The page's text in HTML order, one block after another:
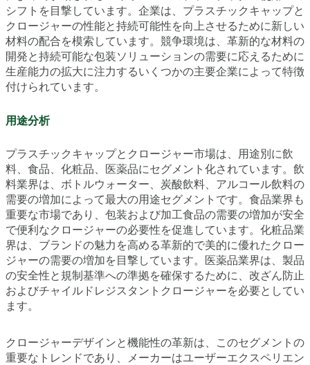
シフトを目撃しています。企業は、プラスチックキャップと
クロージャーの性能と持続可能性を向上させるために新しい
材料の配合を模索しています。競争環境は、革新的な材料の
開発と持続可能な包装ソリューションの需要に応えるために
生産能力の拡大に注力するいくつかの主要企業によって特徴
付けられています。
用途分析
プラスチックキャップとクロージャー市場は、用途別に飲
料、食品、化粧品、医薬品にセグメント化されています。飲
料業界は、ボトルウォーター、炭酸飲料、アルコール飲料の
需要の増加によって最大の用途セグメントです。食品業界も
重要な市場であり、包装および加工食品の需要の増加が安全
で便利なクロージャーの必要性を促進しています。化粧品業
界は、ブランドの魅力を高める革新的で美的に優れたクロー
ジャーの需要の増加を目撃しています。医薬品業界は、製品
の安全性と規制基準への準拠を確保するために、改ざん防止
およびチャイルドレジスタントクロージャーを必要としてい
ます。
クロージャーデザインと機能性の革新は、このセグメントの
重要なトレンドであり、メーカーはユーザーエクスペリエン